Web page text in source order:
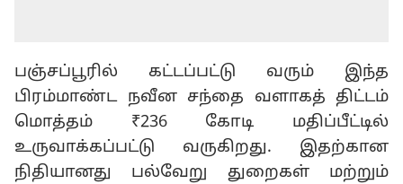
பஞ்சப்பூரில் கட்டப்பட்டு வரும் இந்த
பிரம்மாண்ட நவீன சந்தை வளாகத் திட்டம்
மொத்தம் ₹236 கோடி மதிப்பீட்டில்
உருவாக்கப்பட்டு வருகிறது. இதற்கான
நிதியானது பல்வேறு துறைகள் மற்றும்